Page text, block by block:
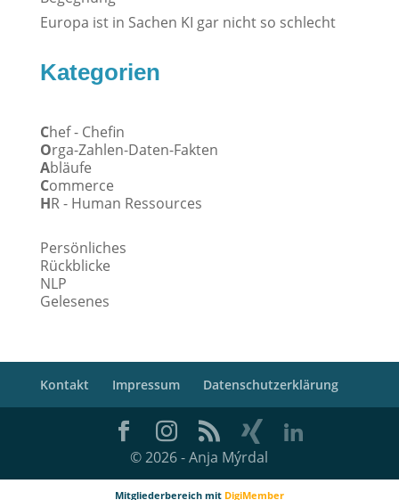
Europa ist in Sachen KI gar nicht so schlecht
Kategorien
Chef - Chefin
Orga-Zahlen-Daten-Fakten
Abläufe
Commerce
HR - Human Ressources
Persönliches
Rückblicke
NLP
Gelesenes
Kontakt Impressum Datenschutzerklärung
© 2026 - Anja Mýrdal
Mitgliederbereich mit DigiMember